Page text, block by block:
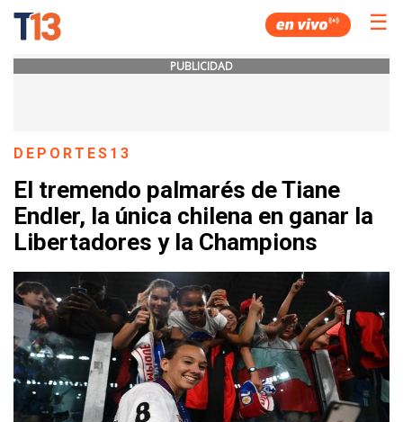
☰
PUBLICIDAD
DEPORTES13
El tremendo palmarés de Tiane
Endler, la única chilena en ganar la
Libertadores y la Champions